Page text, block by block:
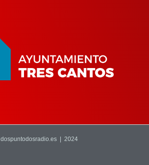
dospuntodosradio.es | 2024